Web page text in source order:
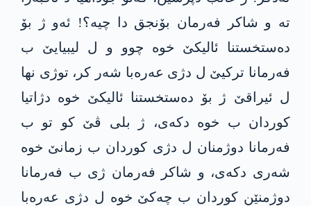
تە و شاکر فەرمان بۆنجق دا چیە؟! ئەو ژ بۆ
دەستخستنا ئالیکێ خوە چوو و ل لیبیایێ ب
فەرمانا ترکیێ ل دژی عەرەبا شەر کر، توژی نها
ل ئیراقێ ژ بۆ دەستخستنا ئالیکێ خوە دژاتیا
کوردان ب خوە دکەی، ژ بلی ڤێ کو تو ب
فەرمانا دوژمنان ل دژی کوردان ب زمانێ خوە
شەری دکەی، و شاکر فەرمان ژی ب فەرمانا
دوژمنێن کوردان ب چەکێ خوە ل دژی عەرەبا